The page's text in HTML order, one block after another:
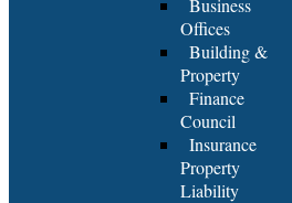
Business
Offices
Building &
Property
Finance
Council
Insurance
Property
Liability